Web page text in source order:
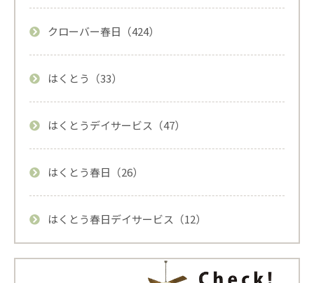
クローバー春日（424）
はくとう（33）
はくとうデイサービス（47）
はくとう春日（26）
はくとう春日デイサービス（12）